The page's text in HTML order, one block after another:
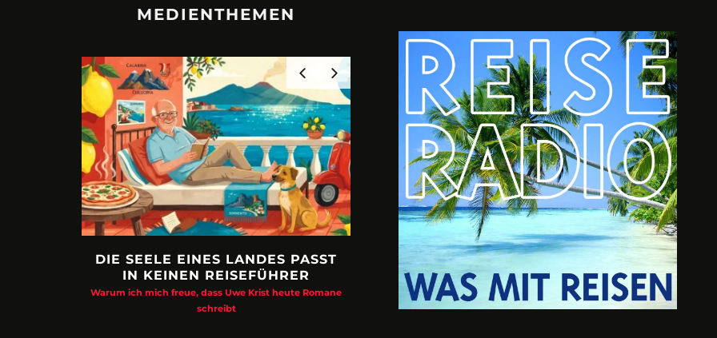
MEDIENTHEMEN
DIE SEELE EINES LANDES PASST
IN KEINEN REISEFÜHRER
Warum ich mich freue, dass Uwe Krist heute Romane
schreibt
URLAUBSFRUST – IST REISEN
KAPUTT?
Philipp Laage „Travel is broken“ - Wege aus der
Urlaubsfalle
A3M –
Mit Krisen-